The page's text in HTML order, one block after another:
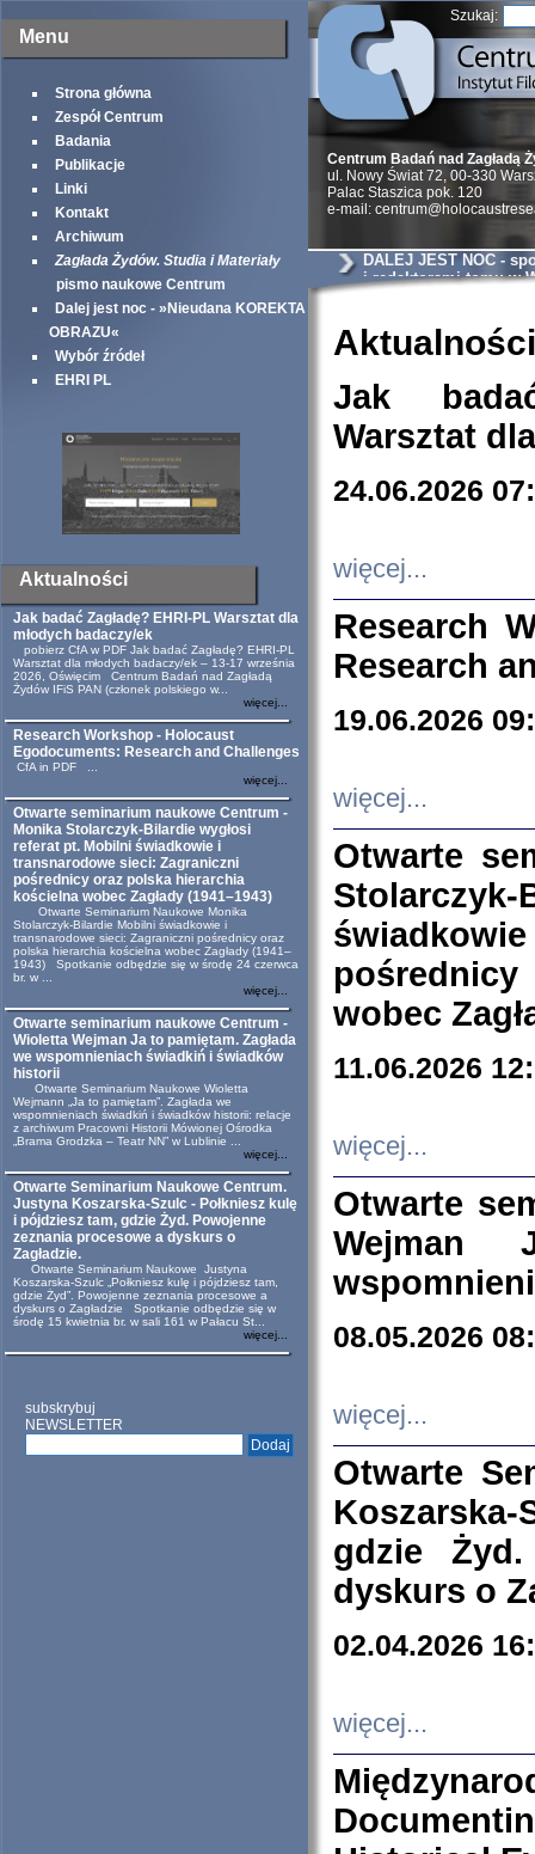
Menu
Strona główna
Zespół Centrum
Badania
Publikacje
Linki
Kontakt
Archiwum
Zagłada Żydów. Studia i Materiały
pismo naukowe Centrum
Dalej jest noc - »Nieudana KOREKTA
OBRAZU«
Wybór źródeł
EHRI PL
Aktualności
Jak badać Zagładę? EHRI-PL Warsztat dla
młodych badaczy/ek
pobierz CfA w PDF Jak badać Zagładę? EHRI-PL
Warsztat dla młodych badaczy/ek – 13-17 września
2026, Oświęcim Centrum Badań nad Zagładą
Żydów IFiS PAN (członek polskiego w...
więcej...
Research Workshop - Holocaust
Egodocuments: Research and Challenges
CfA in PDF ...
więcej...
Otwarte seminarium naukowe Centrum -
Monika Stolarczyk-Bilardie wygłosi
referat pt. Mobilni świadkowie i
transnarodowe sieci: Zagraniczni
pośrednicy oraz polska hierarchia
kościelna wobec Zagłady (1941–1943)
Otwarte Seminarium Naukowe Monika
Stolarczyk-Bilardie Mobilni świadkowie i
transnarodowe sieci: Zagraniczni pośrednicy oraz
polska hierarchia kościelna wobec Zagłady (1941–
1943) Spotkanie odbędzie się w środę 24 czerwca
br. w ...
więcej...
Otwarte seminarium naukowe Centrum -
Wioletta Wejman Ja to pamiętam. Zagłada
we wspomnieniach świadkiń i świadków
historii
Otwarte Seminarium Naukowe Wioletta
Wejmann „Ja to pamiętam”. Zagłada we
wspomnieniach świadkiń i świadków historii: relacje
z archiwum Pracowni Historii Mówionej Ośrodka
„Brama Grodzka – Teatr NN” w Lublinie ...
więcej...
Otwarte Seminarium Naukowe Centrum.
Justyna Koszarska-Szulc - Połkniesz kulę
i pójdziesz tam, gdzie Żyd. Powojenne
zeznania procesowe a dyskurs o
Zagładzie.
Otwarte Seminarium Naukowe Justyna
Koszarska-Szulc „Połkniesz kulę i pójdziesz tam,
gdzie Żyd”. Powojenne zeznania procesowe a
dyskurs o Zagładzie Spotkanie odbędzie się w
środę 15 kwietnia br. w sali 161 w Pałacu St...
więcej...
subskrybuj
NEWSLETTER
Szukaj:
Centrum Badań nad Zagładą
ul. Nowy Świat 72, 00-330
Palac Staszica pok. 120
e-mail:
DALEJ JEST NOC -
i redaktorami tomu w
Aktualności
Jak
Warsztat
24.06.2026
więcej...
Research
Research
19.06.2026
więcej...
Otwarte
wobec
11.06.2026
więcej...
Otwarte
Wejman
08.05.2026
więcej...
Otwarte
Koszarska-
gdzie
dyskurs o
02.04.2026
więcej...